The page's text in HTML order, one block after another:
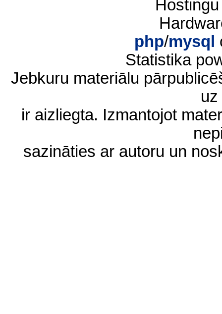
php/mysql
Statistika
Jebkuru materiālu
ir aizliegta. Izmantojot
sazināties ar autoru un